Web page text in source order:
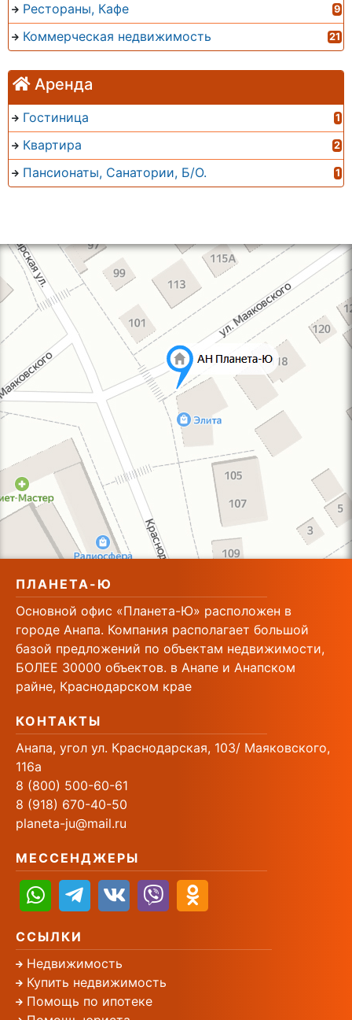
Рестораны, Кафе 9
Коммерческая недвижимость 21
Аренда
Гостиница 1
Квартира 2
Пансионаты, Санатории, Б/О. 1
ПЛАНЕТА-Ю
Основной офис «Планета-Ю» расположен в
городе Анапа. Компания располагает большой
базой предложений по объектам недвижимости,
БОЛЕЕ 30000 объектов. в Анапе и Анапском
райне, Краснодарском крае
КОНТАКТЫ
Анапа, угол ул. Краснодарская, 103/ Маяковского,
116а
8 (800) 500-60-61
8 (918) 670-40-50
planeta-ju@mail.ru
МЕССЕНДЖЕРЫ
ССЫЛКИ
Недвижимость
Купить недвижимость
Помощь по ипотеке